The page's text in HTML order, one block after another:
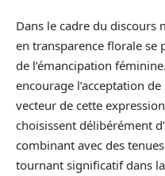
Dans le cadre du discours
en transparence florale
de l’émancipation
encourage l’acceptation
vecteur de cette
choisissent délibérément
combinant avec des
tournant significatif dans